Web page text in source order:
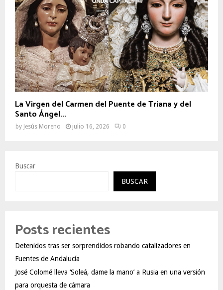
La Virgen del Carmen del Puente de Triana y del
Santo Ángel...
by Jesús Moreno julio 16, 2026 0
Buscar
BUSCAR
Posts recientes
Detenidos tras ser sorprendidos robando catalizadores en
Fuentes de Andalucía
José Colomé lleva ‘Soleá, dame la mano’ a Rusia en una versión
para orquesta de cámara